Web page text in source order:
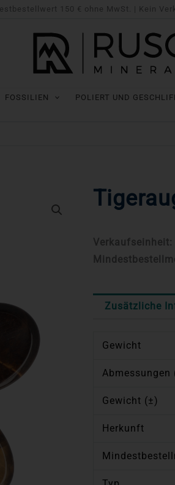
150 € ohne MwSt. | Kein
FOSSILIEN POLIERT UND
Verkaufseinheit:
Zusätzliche
Gewicht
Abmessungen
Gewicht (±)
Herkunft